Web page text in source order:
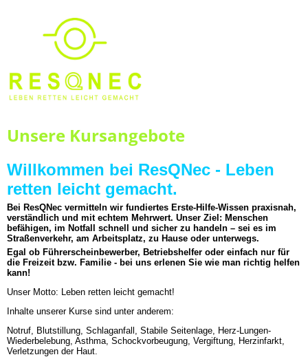
Unsere Kursangebote
Willkommen bei ResQNec - Leben
retten leicht gemacht.
Bei ResQNec vermitteln wir fundiertes Erste-Hilfe-Wissen praxisnah,
verständlich und mit echtem Mehrwert. Unser Ziel: Menschen
befähigen, im Notfall schnell und sicher zu handeln – sei es im
Straßenverkehr, am Arbeitsplatz, zu Hause oder unterwegs.
Egal ob Führerscheinbewerber, Betriebshelfer oder einfach nur für
die Freizeit bzw. Familie - bei uns erlenen Sie wie man richtig helfen
kann!
Unser Motto: Leben retten leicht gemacht!
Inhalte unserer Kurse sind unter anderem:
Notruf, Blutstillung, Schlaganfall, Stabile Seitenlage, Herz-Lungen-
Wiederbelebung, Asthma, Schockvorbeugung, Vergiftung, Herzinfarkt,
Verletzungen der Haut.